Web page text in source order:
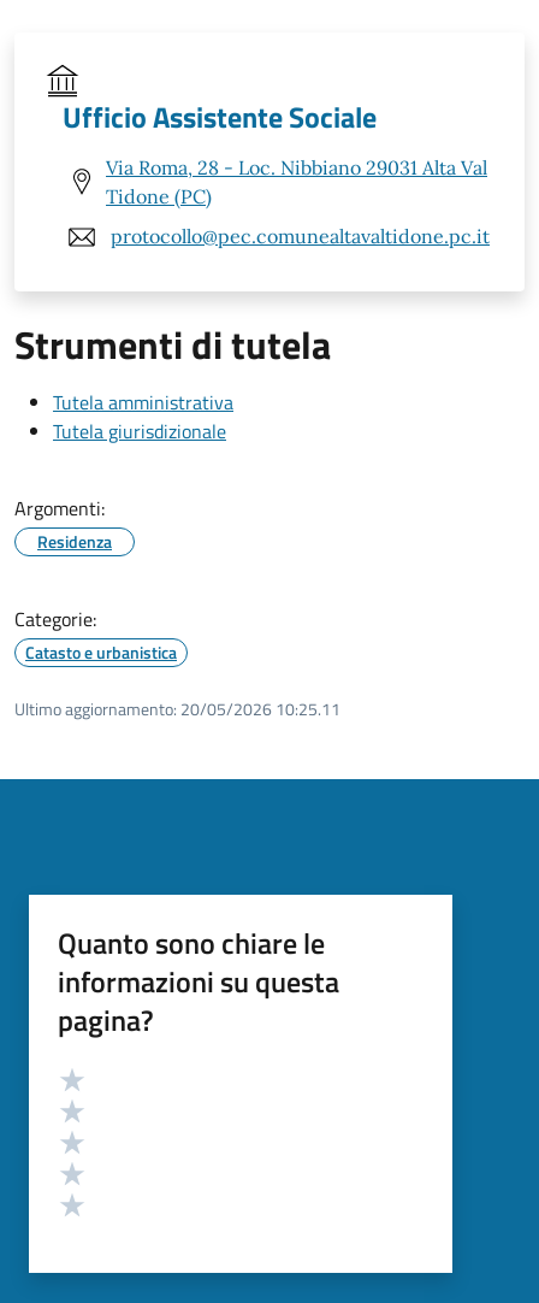
Ufficio Assistente Sociale
Via Roma, 28 - Loc. Nibbiano 29031 Alta Val
Tidone (PC)
protocollo@pec.comunealtavaltidone.pc.it
Strumenti di tutela
Tutela amministrativa
Tutela giurisdizionale
Argomenti:
Residenza
Categorie:
Catasto e urbanistica
Ultimo aggiornamento: 20/05/2026 10:25.11
Quanto sono chiare le
informazioni su questa
pagina?
Valutazione